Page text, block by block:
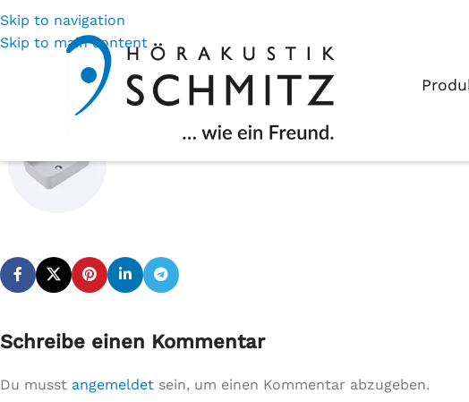
Skip to navigation
Skip to main content
Schreibe einen Kommentar
Du musst angemeldet sein, um einen Kommentar abzugeben.